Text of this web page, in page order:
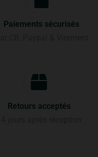
Paiements sécurisés
Retours acceptés